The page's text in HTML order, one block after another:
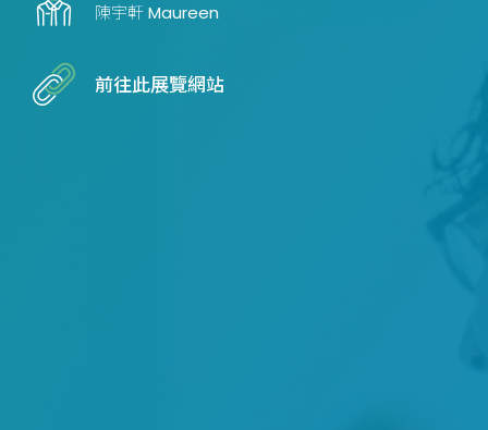
陳宇軒 Maureen
前往此展覽網站